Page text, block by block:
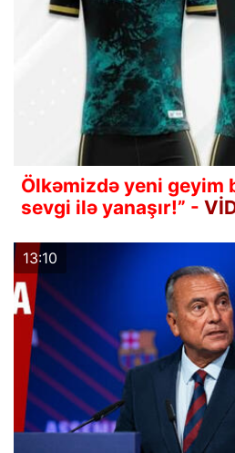
Ölkəmizdə yeni geyim
sevgi ilə yanaşır!” -
13:10